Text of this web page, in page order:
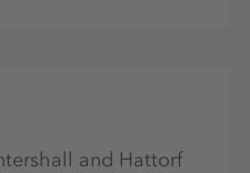
and Hattorf